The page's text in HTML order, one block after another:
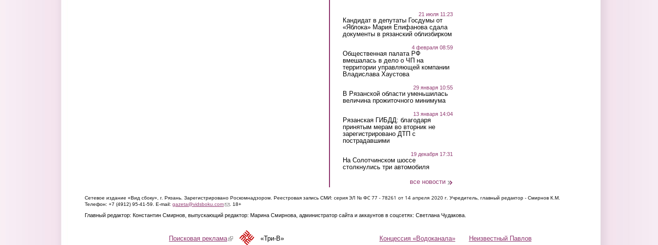
21 июля 11:23
Кандидат в депутаты Госдумы от
«Яблока» Мария Епифанова сдала
документы в рязанский облизбирком
4 февраля 08:59
Общественная палата РФ
вмешалась в дело о ЧП на
территории управляющей компании
Владислава Хаустова
29 января 10:55
В Рязанской области уменьшилась
величина прожиточного минимума
13 января 14:04
Рязанская ГИБДД: благодаря
принятым мерам во вторник не
зарегистрировано ДТП с
пострадавшими
19 декабря 17:31
На Солотчинском шоссе
столкнулись три автомобиля
все новости
Сетевое издание «Вид сбоку», г. Рязань. Зарегистрировано Роскомнадзором. Реестровая запись СМИ: серия ЭЛ № ФС 77 - 78261 от 14 апреля 2020 г. Учредитель, главный редактор - Смирнов К.М.
Телефон: +7 (4912) 95-41-59. E-mail: gazeta@vidsboku.com(link sends e-mail)
. 18+
Главный редактор: Константин Смирнов, выпускающий редактор: Марина Смирнова, администратор сайта и аккаунтов в соцсетях: Светлана Чудакова.
Концессия «Водоканала» Неизвестный Павлов
Поисковая реклама(link is external)«Три-В»